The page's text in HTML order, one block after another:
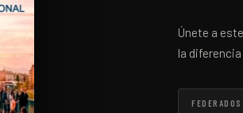
Únete a
la
FEDERADOS